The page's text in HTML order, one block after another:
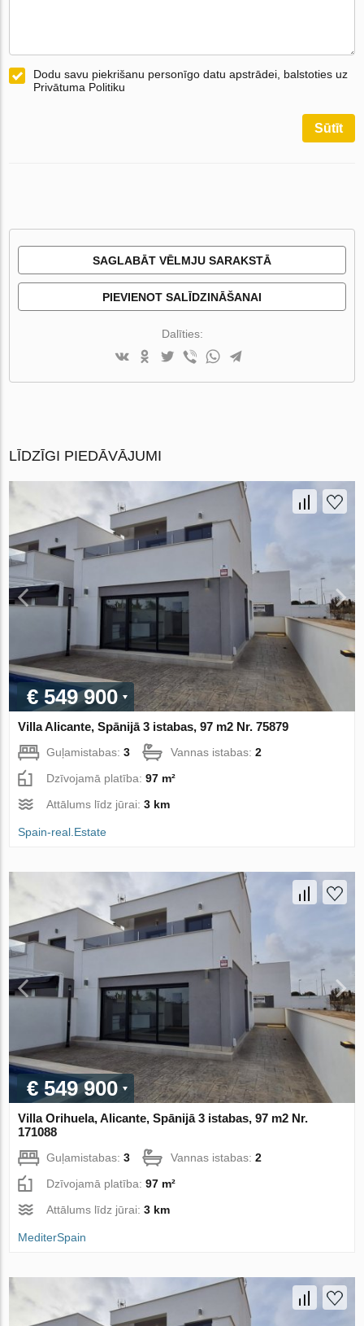
Dodu savu piekrišanu personīgo datu apstrādei, balstoties uz
Privātuma Politiku
Sūtīt
SAGLABĀT VĒLMJU SARAKSTĀ
PIEVIENOT SALĪDZINĀŠANAI
Dalīties:
LĪDZĪGI PIEDĀVĀJUMI
€ 549 900
Villa Alicante, Spānijā 3 istabas, 97 m2 Nr. 75879
Guļamistabas:3 Vannas istabas:2
Dzīvojamā platība:97 m²
Attālums līdz jūrai:3 km
Spain-real.Estate
€ 549 900
Villa Orihuela, Alicante, Spānijā 3 istabas, 97 m2 Nr.
171088
Guļamistabas:3 Vannas istabas:2
Dzīvojamā platība:97 m²
Attālums līdz jūrai:3 km
MediterSpain